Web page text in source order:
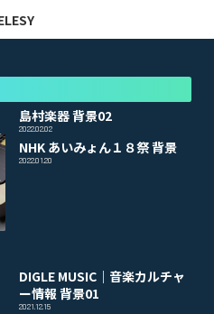
コラム
ZOOM背景
TELESYについて
島村楽器 背景02
2022.02.02
NHK あいみょん１８祭 背景
2022.01.20
DIGLE MUSIC｜音楽カルチャ
ー情報 背景01
2021.12.15